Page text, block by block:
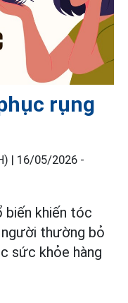
rụng
| 16/05/2026 -
biến khiến tóc
người thường bỏ
sức khỏe hàng